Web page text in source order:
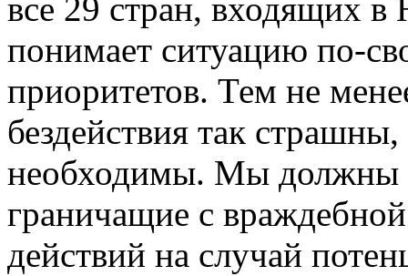
все 29 стран, входящих
понимает ситуацию по-
приоритетов. Тем не
бездействия так
необходимы. Мы должны
граничащие с
действий на случай